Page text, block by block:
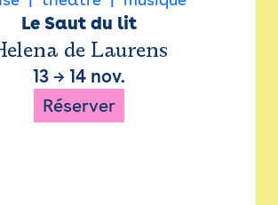
Le Saut du lit
de Laurens
13 → 14 nov.
Réserver